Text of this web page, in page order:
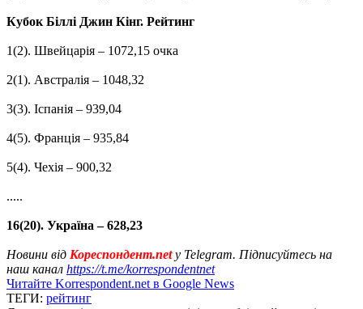
Кубок Біллі Джин Кінг. Рейтинг
1(2). Швейцарія – 1072,15 очка
2(1). Австралія – 1048,32
3(3). Іспанія – 939,04
4(5). Франція – 935,84
5(4). Чехія – 900,32
.....
16(20). Україна – 628,23
Новини від Кореспондент.netу Telegram. Підписуйтесь на
наш канал https://t.me/korrespondentnet
Читайте Korrespondent.net в Google News
ТЕГИ: рейтинг